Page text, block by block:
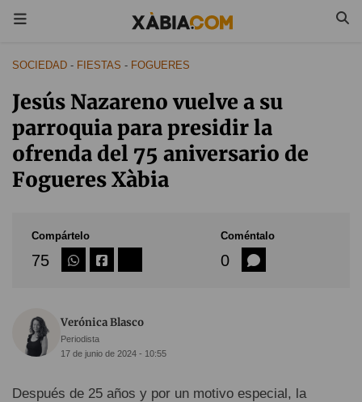
SOCIEDAD - FIESTAS - FOGUERES
Jesús Nazareno vuelve a su
parroquia para presidir la
ofrenda del 75 aniversario de
Fogueres Xàbia
Compártelo
75
Coméntalo
0
Verónica Blasco
Periodista
17 de junio de 2024 - 10:55
Después de 25 años y por un motivo especial, la